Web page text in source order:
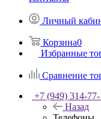
Личный
Корзина0
Избранные
Сравнение
+7 (949) 314-77-
Назад